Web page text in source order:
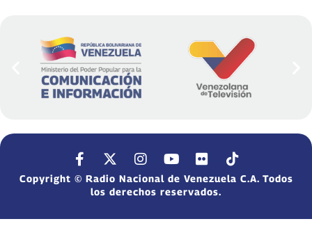
Copyright © Radio Nacional de Venezuela C.A. Todos
los derechos reservados.